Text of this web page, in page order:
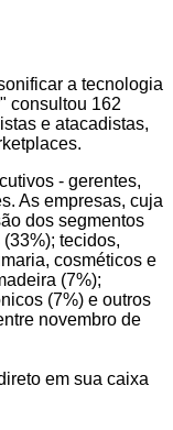
a tecnologia
consultou 162
e atacadistas,
- gerentes,
As empresas, cuja
dos segmentos
tecidos,
cosméticos e
(7%);
(7%) e outros
novembro de
em sua caixa